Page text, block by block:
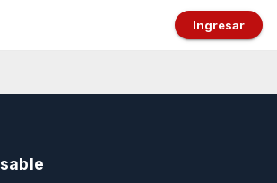
Ingresar